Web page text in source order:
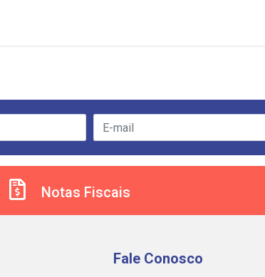
Notas Fiscais
Fale Conosco